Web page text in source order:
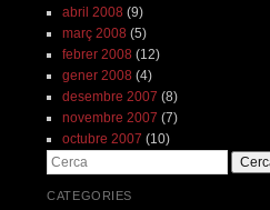
abril 2008 (9)
març 2008 (5)
febrer 2008 (12)
gener 2008 (4)
desembre 2007 (8)
novembre 2007 (7)
octubre 2007 (10)
Cerca
CATEGORIES